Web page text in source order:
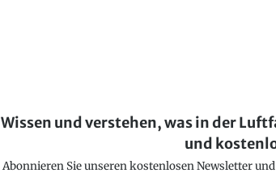
Wissen und verstehen, was in der
und
Abonnieren Sie unseren kostenlosen Newsletter